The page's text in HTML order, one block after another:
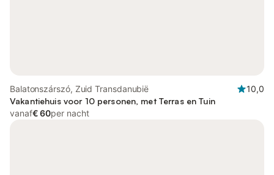
Balatonszárszó, Zuid Transdanubië
10,0
Vakantiehuis voor 10 personen, met Terras en Tuin
vanaf€ 60per nacht